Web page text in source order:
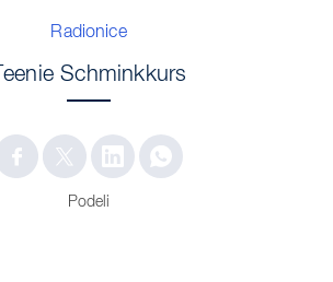
Radionice
Teenie Schminkkurs
Podeli